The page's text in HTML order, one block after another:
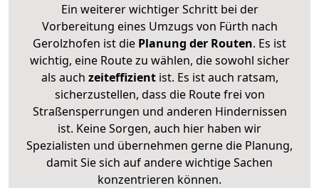
Ein weiterer wichtiger Schritt bei der
Vorbereitung eines Umzugs von Fürth nach
Gerolzhofen ist die Planung der Routen. Es ist
wichtig, eine Route zu wählen, die sowohl sicher
als auch zeiteffizientist. Es ist auch ratsam,
sicherzustellen, dass die Route frei von
Straßensperrungen und anderen Hindernissen
ist. Keine Sorgen, auch hier haben wir
Spezialisten und übernehmen gerne die Planung,
damit Sie sich auf andere wichtige Sachen
konzentrieren können.